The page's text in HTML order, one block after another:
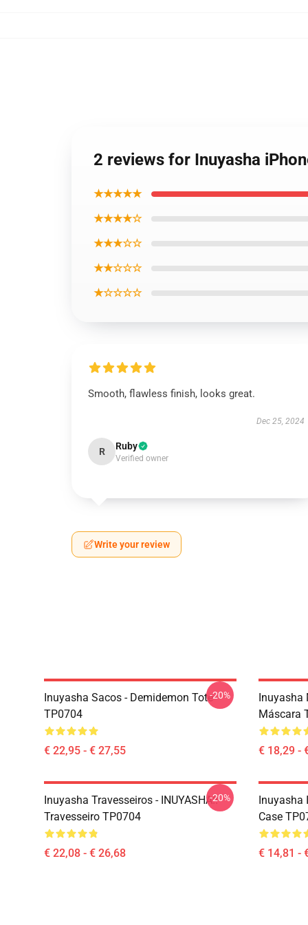
2 reviews for Inuyasha
★★★★★
★★★★☆
★★★☆☆
★★☆☆☆
★☆☆☆☆
Smooth, flawless finish, looks great.
Dec 25, 2024
R Ruby
Verified owner
Write your review
Inuyasha Sacos - Demidemon Tote
TP0704
€ 22,95 - € 27,55
-20%
Inuyasha
Máscara
€ 18,29 -
Inuyasha Travesseiros - INUYASHA!!
Travesseiro TP0704
€ 22,08 - € 26,68
-20%
Inuyasha
Case
€ 14,81 -